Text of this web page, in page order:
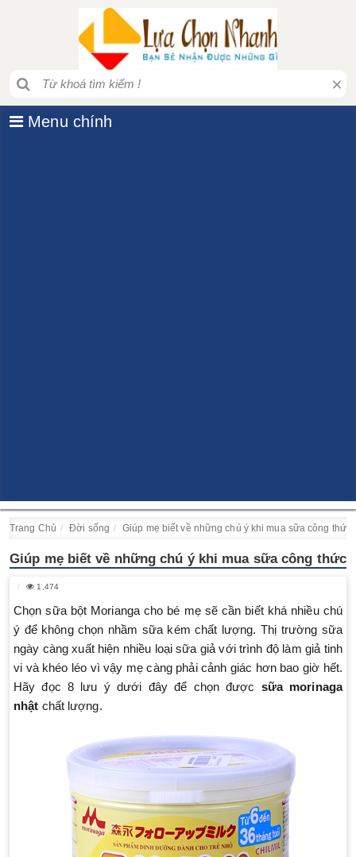
×
Menu chính
Trang Chủ Đời sống Giúp mẹ biết về những chú ý khi mua sữa công thức
Giúp mẹ biết về những chú ý khi mua sữa công thức
1,474
Chọn sữa bột Morianga cho bé mẹ sẽ cần biết khá nhiều chú
ý để không chọn nhầm sữa kém chất lượng. Thị trường sữa
ngày càng xuất hiện nhiều loại sữa giả với trình độ làm giả tinh
vi và khéo léo vì vậy mẹ càng phải cảnh giác hơn bao giờ hết.
Hãy đọc 8 lưu ý dưới đây để chọn được sữa morinaga
nhật chất lượng.